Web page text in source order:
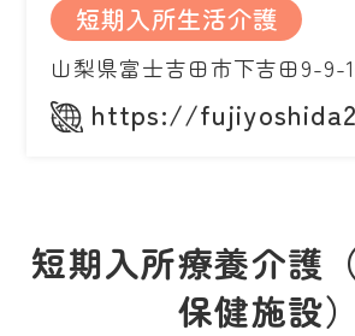
短期入所生活介護
山梨県富士吉田市下吉田9-9-
https://
短期入所療養介護
保健施設）